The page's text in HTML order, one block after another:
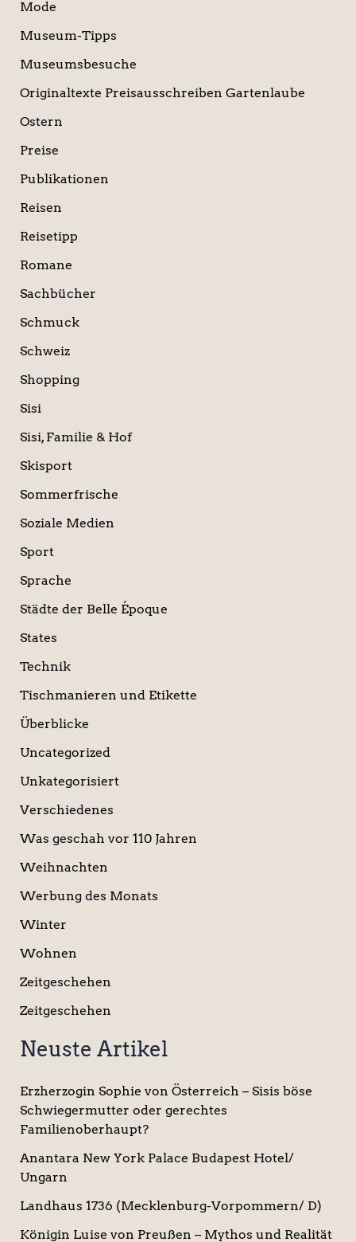
Mode
Museum-Tipps
Museumsbesuche
Originaltexte Preisausschreiben Gartenlaube
Ostern
Preise
Publikationen
Reisen
Reisetipp
Romane
Sachbücher
Schmuck
Schweiz
Shopping
Sisi
Sisi, Familie & Hof
Skisport
Sommerfrische
Soziale Medien
Sport
Sprache
Städte der Belle Époque
States
Technik
Tischmanieren und Etikette
Überblicke
Uncategorized
Unkategorisiert
Verschiedenes
Was geschah vor 110 Jahren
Weihnachten
Werbung des Monats
Winter
Wohnen
Zeitgeschehen
Zeitgeschehen
Neuste Artikel
Erzherzogin Sophie von Österreich – Sisis böse
Schwiegermutter oder gerechtes
Familienoberhaupt?
Anantara New York Palace Budapest Hotel/
Ungarn
Landhaus 1736 (Mecklenburg-Vorpommern/ D)
Königin Luise von Preußen – Mythos und Realität